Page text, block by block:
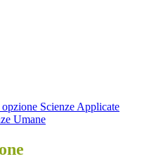
Scienze Applicate
Umane